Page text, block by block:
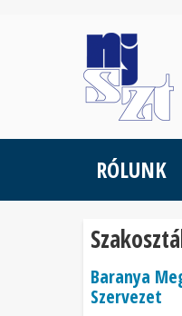
RÓLUNK
Baranya
Szervezet